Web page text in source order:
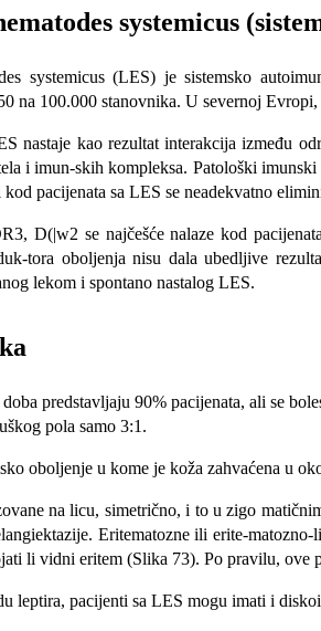
systemicus
systemicus (LES) je sistemsko
na 100.000 stanovnika. U severnoj
nastaje kao re­zultat interakcija između
i imun-skih kompleksa. Patološki
pacijenata sa LES se neade­kvatno
D(|w2 se najčešće nalaze kod
tora oboljenja nisu dala ubedljive
lekom i spontano nastalog LES.
predstavljaju 90% pacijenata, ali se
pola samo 3:1.
oboljenje u kome je koža zahvaćena u
na licu, si­metrično, i to u zigo
Eritematozne ili erite-
li vidni eritem (Slika 73). Po pravilu, ove
leptira, pacijen­ti sa LES mogu imati i